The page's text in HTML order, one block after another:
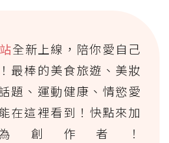
全新上線，陪你愛自己
最棒的美食旅遊、美妝
題、運動健康、情慾愛
在這裡看到！快點來加
創作者！